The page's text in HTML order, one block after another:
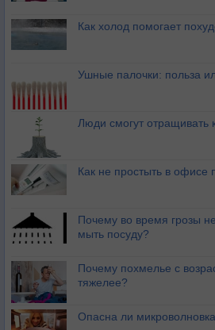
Как холод помогает
Ушные палочки: польза
Люди смогут отращивать
Как не простыть в офисе
Почему во время грозы
мыть посуду?
Почему похмелье с
тяжелее?
Опасна ли